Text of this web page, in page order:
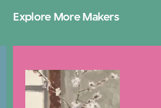
Explore More Makers